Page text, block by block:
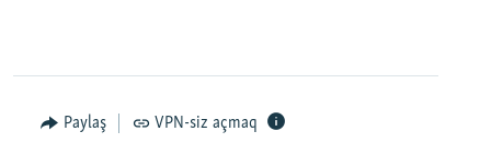
Paylaş VPN-siz açmaq